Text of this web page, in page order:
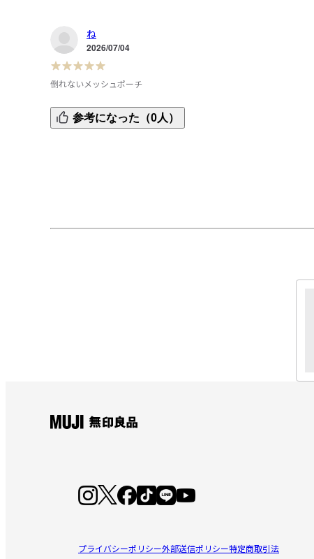
ね
2026/07/04
倒れないメッシュポーチ
倒れなくて使いやすい
職場で歯ブラシポーチとして使ってます
歯ブラシ斜めにすると入る
参考になった（0人）
プライバシーポリシー外部送信ポリシー特定商取引法